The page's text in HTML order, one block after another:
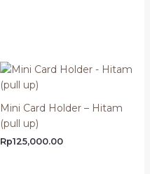
Mini Card Holder – Hitam
(pull up)
Rp125,000.00